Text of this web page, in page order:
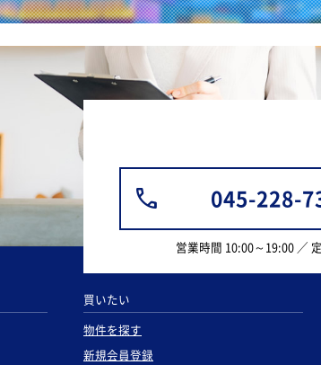
045-228-
営業時間 10:00～19:00 ／
買いたい
物件を探す
新規会員登録